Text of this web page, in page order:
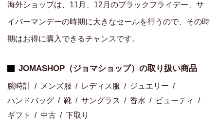
海外ショップは、11月、12月のブラックフライデー、サ
イバーマンデーの時期に大きなセールを行うので、その時
期はお得に購入できるチャンスです。
JOMASHOP（ジョマショップ）の取り扱い商品
腕時計 メンズ服 レディス服
ジュエリー
ハンドバッグ
靴 サングラス 香水
ビューティ
ギフト
中古 下取り